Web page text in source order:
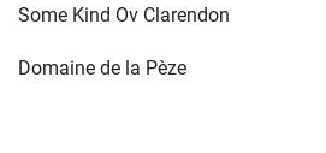
Some Kind Ov Clarendon
Domaine de la Pèze